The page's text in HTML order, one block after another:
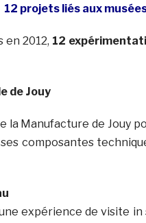
12 projets liés aux
2012, 12
de Jouy
Manufacture de Jouy
composantes
expérience de visite